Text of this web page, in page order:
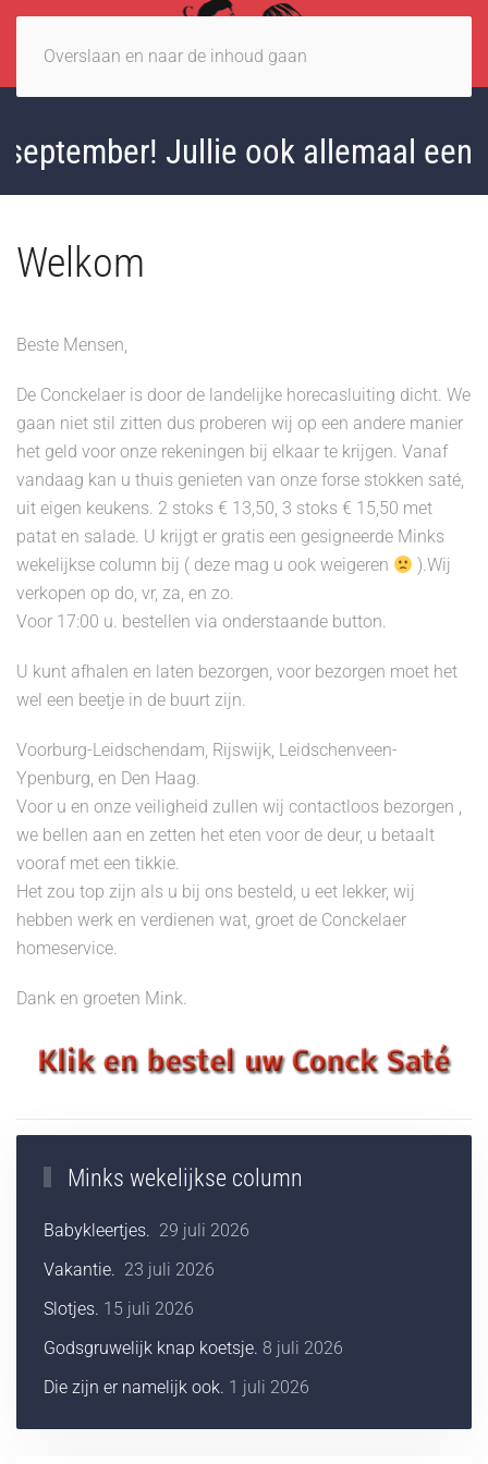
Overslaan en naar de inhoud gaan
Jullie ook allemaal een
Welkom
Beste Mensen,
De Conckelaer is door de landelijke horecasluiting dicht. We
gaan niet stil zitten dus proberen wij op een andere manier
het geld voor onze rekeningen bij elkaar te krijgen. Vanaf
vandaag kan u thuis genieten van onze forse stokken saté,
uit eigen keukens. 2 stoks € 13,50, 3 stoks € 15,50 met
patat en salade. U krijgt er gratis een gesigneerde Minks
wekelijkse column bij ( deze mag u ook weigeren
).Wij
verkopen op do, vr, za, en zo.
Voor 17:00 u. bestellen via onderstaande button.
U kunt afhalen en laten bezorgen, voor bezorgen moet het
wel een beetje in de buurt zijn.
Voorburg-Leidschendam, Rijswijk, Leidschenveen-
Ypenburg, en Den Haag.
Voor u en onze veiligheid zullen wij contactloos bezorgen ,
we bellen aan en zetten het eten voor de deur, u betaalt
vooraf met een tikkie.
Het zou top zijn als u bij ons besteld, u eet lekker, wij
hebben werk en verdienen wat, groet de Conckelaer
homeservice.
Dank en groeten Mink.
Minks wekelijkse column
Babykleertjes. 29 juli 2026
Vakantie. 23 juli 2026
Slotjes. 15 juli 2026
Godsgruwelijk knap koetsje. 8 juli 2026
Die zijn er namelijk ook. 1 juli 2026